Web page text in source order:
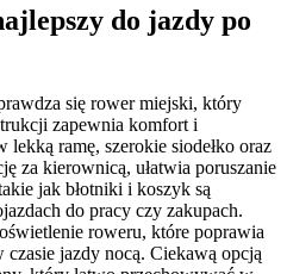
do jazdy po
się rower miejski, który
zapewnia komfort i
ramę, szerokie siodełko oraz
za kierownicą, ułatwia poruszanie
jak błotniki i koszyk są
do pracy czy zakupach.
roweru, które poprawia
jazdy nocą. Ciekawą opcją